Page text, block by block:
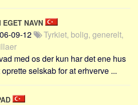
NAVN
06-09-12
Tyrkiet, bolig, generelt,
med os der kun har det ene hus
selskab for at erhverve ...